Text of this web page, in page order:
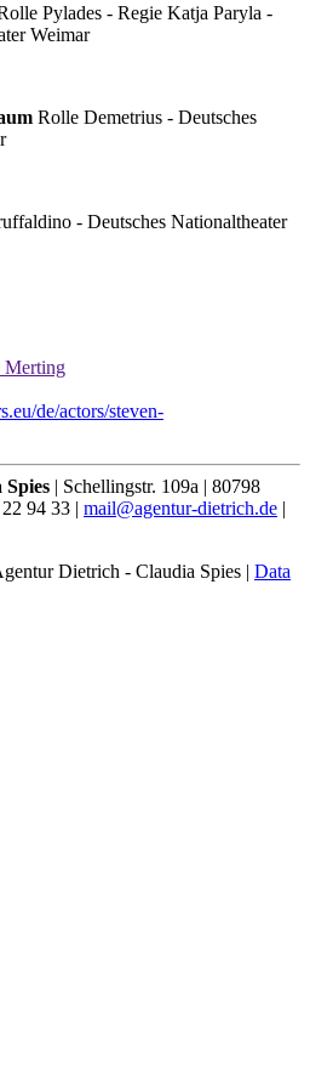
Pylades - Regie Katja Paryla -
Weimar
Rolle Demetrius - Deutsches
- Deutsches Nationaltheater
Merting
de/actors/steven-
| Schellingstr. 109a | 80798
94 33 | mail@agentur-dietrich.de |
Dietrich - Claudia Spies | Data